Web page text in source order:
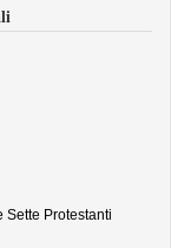
Sette Protestanti